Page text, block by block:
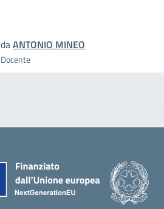
daANTONIO MINEO
Docente